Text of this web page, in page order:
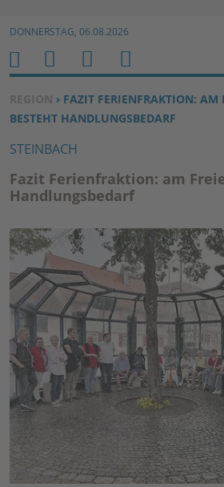
Zum Inhalt
DONNERSTAG, 06.08.2026
SIE BEFINDEN SICH HIER:
REGION › FAZIT FERIENFRAKTION: AM
BESTEHT HANDLUNGSBEDARF
STEINBACH
Fazit Ferienfraktion: am
Handlungsbedarf
H
O
M
E
M
E
N
U
S
U
C
N
B
E
N
Z
E
F
U
N
K
TI
O
N
E
N